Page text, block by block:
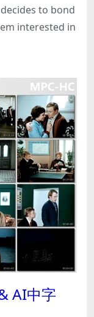
to bond
interested in
AI中字